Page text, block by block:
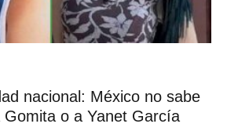
nacional: México no sabe
o a Yanet García